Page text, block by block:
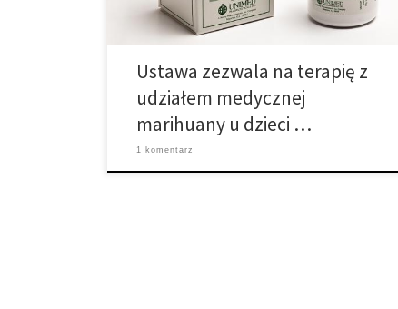
stanu i […]
Ustawa zezwala na terapię z
udziałem medycznej
marihuany u dzieci …
1 komentarz